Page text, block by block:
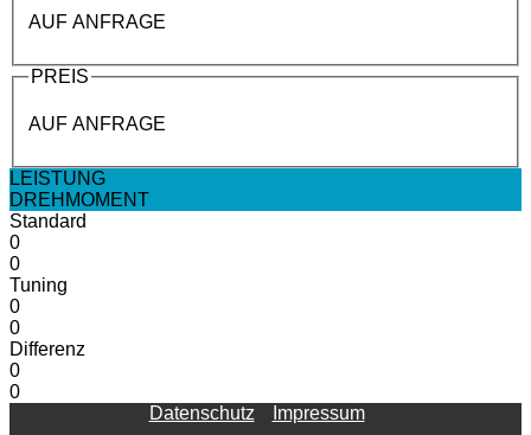
AUF ANFRAGE
PREIS
AUF ANFRAGE
LEISTUNG
DREHMOMENT
Standard
0
0
Tuning
0
0
Differenz
0
0
Datenschutz
Impressum